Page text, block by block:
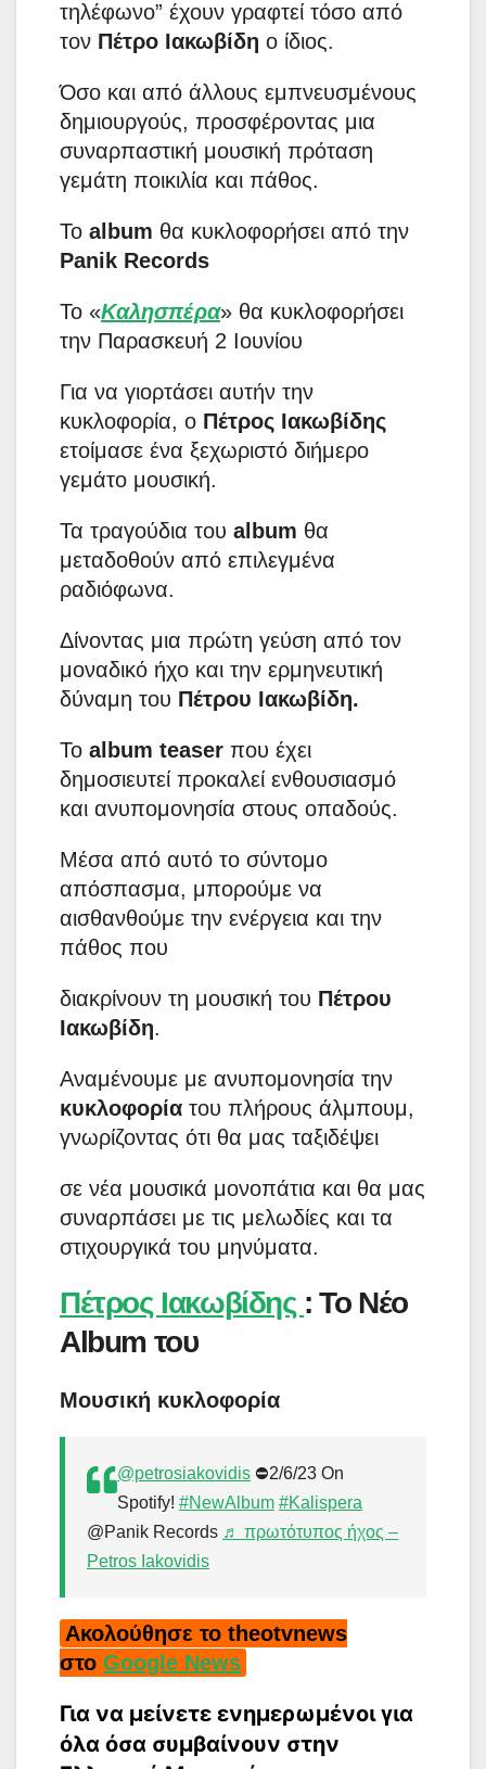
τηλέφωνο” έχουν γραφτεί τόσο από
τον Πέτρο Ιακωβίδη ο ίδιος.
Όσο και από άλλους εμπνευσμένους
δημιουργούς, προσφέροντας μια
συναρπαστική μουσική πρόταση
γεμάτη ποικιλία και πάθος.
Το album θα κυκλοφορήσει από την
Panik Records
Το «Καλησπέρα» θα κυκλοφορήσει
την Παρασκευή 2 Ιουνίου
Για να γιορτάσει αυτήν την
κυκλοφορία, ο Πέτρος Ιακωβίδης
ετοίμασε ένα ξεχωριστό διήμερο
γεμάτο μουσική.
Τα τραγούδια του album θα
μεταδοθούν από επιλεγμένα
ραδιόφωνα.
Δίνοντας μια πρώτη γεύση από τον
μοναδικό ήχο και την ερμηνευτική
δύναμη του Πέτρου Ιακωβίδη.
Το album teaser που έχει
δημοσιευτεί προκαλεί ενθουσιασμό
και ανυπομονησία στους οπαδούς.
Μέσα από αυτό το σύντομο
απόσπασμα, μπορούμε να
αισθανθούμε την ενέργεια και την
πάθος που
διακρίνουν τη μουσική του Πέτρου
Ιακωβίδη.
Αναμένουμε με ανυπομονησία την
κυκλοφορία του πλήρους άλμπουμ,
γνωρίζοντας ότι θα μας ταξιδέψει
σε νέα μουσικά μονοπάτια και θα μας
συναρπάσει με τις μελωδίες και τα
στιχουργικά του μηνύματα.
Πέτρος Ιακωβίδης : Το Νέο
Album του
Μουσική κυκλοφορία
@petrosiakovidis ⛔️2/6/23 On
Spotify! #NewAlbum #Kalispera
@Panik Records ♬ πρωτότυπος ήχος –
Petros Iakovidis
Ακολούθησε το theotvnews
στο Google News
Για να μείνετε ενημερωμένοι για
όλα όσα συμβαίνουν στην